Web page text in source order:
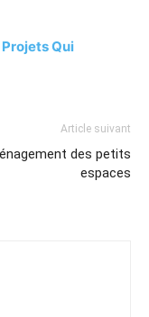
Qui
Article suivant
des petits
espaces